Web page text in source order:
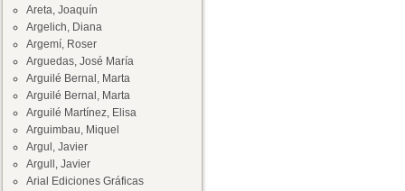
Areta, Joaquín
Argelich, Diana
Argemí, Roser
Arguedas, José María
Arguilé Bernal, Marta
Arguilé Bernal, Marta
Arguilé Martínez, Elisa
Arguimbau, Miquel
Argul, Javier
Argull, Javier
Arial Ediciones Gráficas